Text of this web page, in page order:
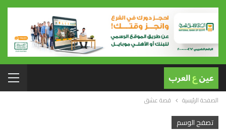
الصفحة الرئيسية قصة عشق
تصفح الوسم